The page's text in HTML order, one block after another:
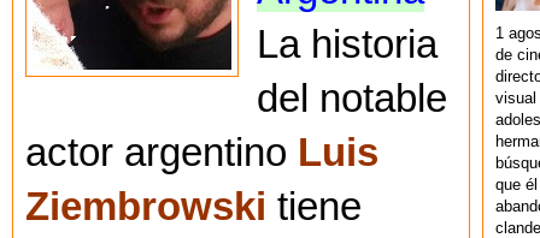
La historia
del notable
actor argentino Luis
Ziembrowski tiene
1
de
visual
que